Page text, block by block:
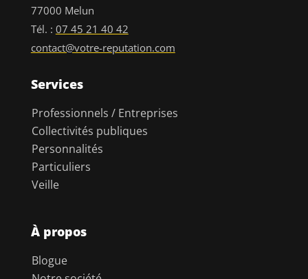
77000 Melun
Tél. : 07 45 21 40 42
contact@votre-reputation.com
Services
Professionnels / Entreprises
Collectivités publiques
Personnalités
Particuliers
Veille
À propos
Blogue